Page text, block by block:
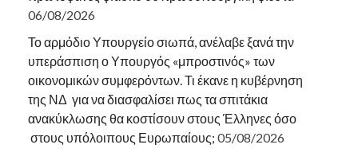
06/08/2026
Το αρμόδιο Υπουργείο σιωπά, ανέλαβε ξανά την
υπεράσπιση ο Υπουργός «μπροστινός» των
οικονομικών συμφερόντων. Τι έκανε η κυβέρνηση
της ΝΔ για να διασφαλίσει πως τα σπιτάκια
ανακύκλωσης θα κοστίσουν στους Έλληνες όσο
στους υπόλοιπους Ευρωπαίους; 05/08/2026